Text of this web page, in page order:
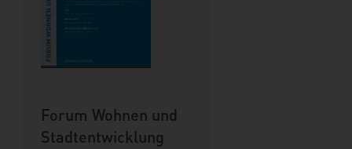
Forum Wohnen und
Stadtentwicklung